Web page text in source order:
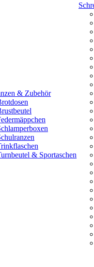
& Zubehör
& Sportaschen